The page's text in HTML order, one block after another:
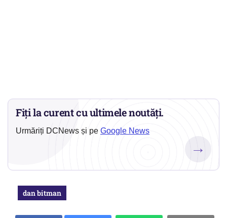
Fiți la curent cu ultimele noutăți.
Urmăriți DCNews și pe Google News
→
dan bitman